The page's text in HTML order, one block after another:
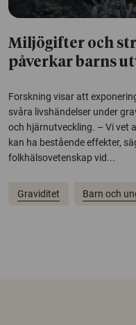
Miljögifter och
påverkar barns
Forskning visar att
svåra livshändelser under
och hjärnutveckling. – Vi vet
kan ha bestående effekter,
folkhälsovetenskap vid...
Graviditet Barn och